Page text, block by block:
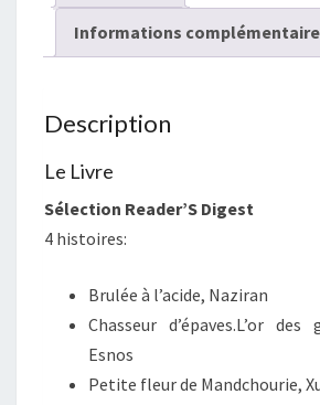
Informations
Description
Le Livre
Sélection Reader’S Digest
4 histoires:
Brulée à l’acide, Naziran
Chasseur d’épaves.L’or
Esnos
Petite fleur de Mandchourie,